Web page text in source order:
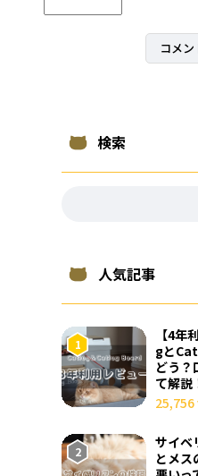
検索
人気記事
【4年
gと
どう？
て解説
サイベ
とメス